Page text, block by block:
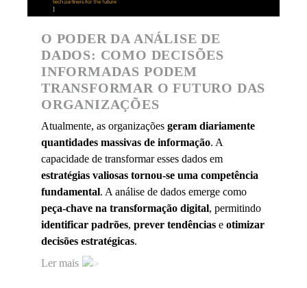
O PODER DA ANÁLISE DE
DADOS: COMO DECISÕES
INFORMADAS PODEM
TRANSFORMAR O FUTURO DAS
ORGANIZAÇÕES
Atualmente, as organizações geram diariamente
quantidades massivas de informação. A
capacidade de transformar esses dados em
estratégias valiosas tornou-se uma competência
fundamental. A análise de dados emerge como
peça-chave na transformação digital, permitindo
identificar padrões, prever tendências e otimizar
decisões estratégicas.
Ler mais